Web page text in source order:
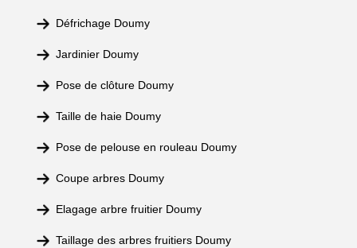
Défrichage Doumy
Jardinier Doumy
Pose de clôture Doumy
Taille de haie Doumy
Pose de pelouse en rouleau Doumy
Coupe arbres Doumy
Elagage arbre fruitier Doumy
Taillage des arbres fruitiers Doumy